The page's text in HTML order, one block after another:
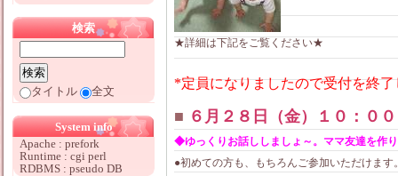
★詳細は下記をご覧ください★
*定員になりましたので受付を終了
■ ６月２８日（金）１０：０
◆ゆっくりお話ししましょ～。ママ友達を作
●初めての方も、もちろんご参加いただけます
検索
タイトル 全文
System info
Apache : prefork
Runtime : cgi perl
RDBMS : pseudo DB